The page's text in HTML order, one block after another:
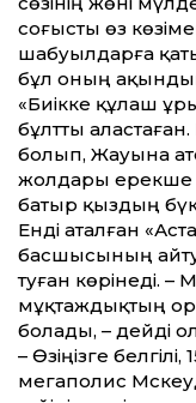
соғысты өз
шабуылдарға
бұл оның ақындық
«Биікке құлаш
бұлт­ты
болып, Жауына
жолдары ерекше
батыр қыздың
Енді аталған
басшысының
туған көрінеді. –
мұқтаждықтың
болады, – дейді
– Өзіңізге
мегаполис